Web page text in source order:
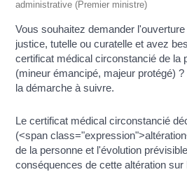
administrative (Premier ministre)
Vous souhaitez demander
justice, tutelle ou curatelle et avez
certificat médical circonstancié de la
(mineur émancipé, majeur protégé)
la démarche à suivre.
Le certificat médical circonstancié
(<span
de la personne et l'évolution
conséquences de cette altération